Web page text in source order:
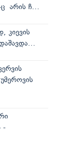
ც არის ჩ...
კიევის
-